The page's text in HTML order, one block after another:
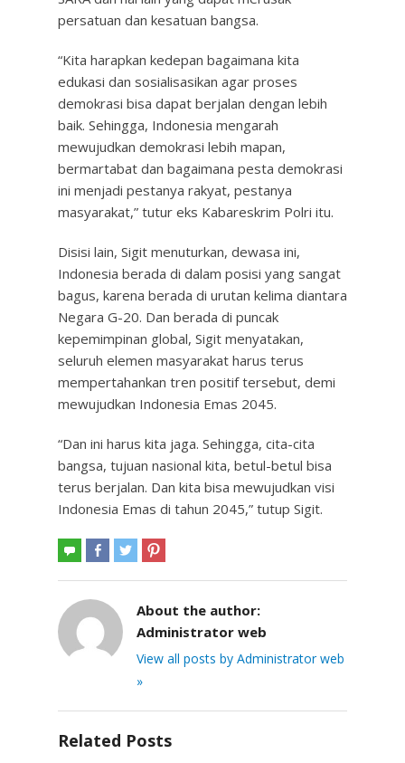
persatuan dan kesatuan bangsa.
“Kita harapkan kedepan bagaimana kita
edukasi dan sosialisasikan agar proses
demokrasi bisa dapat berjalan dengan lebih
baik. Sehingga, Indonesia mengarah
mewujudkan demokrasi lebih mapan,
bermartabat dan bagaimana pesta demokrasi
ini menjadi pestanya rakyat, pestanya
masyarakat,” tutur eks Kabareskrim Polri itu.
Disisi lain, Sigit menuturkan, dewasa ini,
Indonesia berada di dalam posisi yang sangat
bagus, karena berada di urutan kelima diantara
Negara G-20. Dan berada di puncak
kepemimpinan global, Sigit menyatakan,
seluruh elemen masyarakat harus terus
mempertahankan tren positif tersebut, demi
mewujudkan Indonesia Emas 2045.
“Dan ini harus kita jaga. Sehingga, cita-cita
bangsa, tujuan nasional kita, betul-betul bisa
terus berjalan. Dan kita bisa mewujudkan visi
Indonesia Emas di tahun 2045,” tutup Sigit.
About the author:
Administrator web
View all posts by Administrator web
»
Related Posts